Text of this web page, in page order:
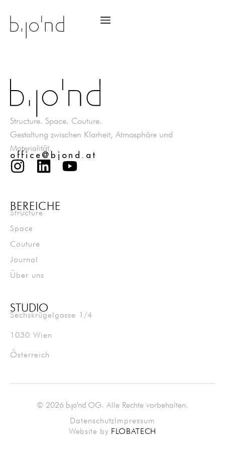
Structure. Space. Couture.
Gestaltung zwischen Klarheit, Atmosphäre und
Materialität.
office@bjond.at
BEREICHE
Structure
Space
Couture
Journal
Über uns
STUDIO
Sechskrügelgasse 1/4
1030 Wien
Österreich
© 2026 bjondOG. Alle Rechte vorbehalten.
DatenschutzImpressum
Website by FLOBATECH